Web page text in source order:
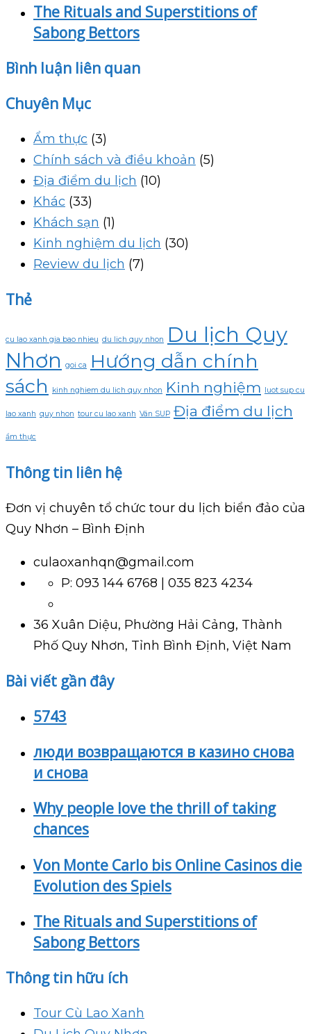
The Rituals and Superstitions of
Sabong Bettors
Bình luận liên quan
Chuyên Mục
Ẩm thực (3)
Chính sách và điều khoản (5)
Địa điểm du lịch (10)
Khác (33)
Khách sạn (1)
Kinh nghiệm du lịch (30)
Review du lịch (7)
Thẻ
cu lao xanh gia bao nhieu du lich quy nhon
Du lịch Quy
Nhơn goi ca
Hướng dẫn chính
sách
kinh nghiem du lich quy nhon Kinh nghiệm luot sup cu
lao xanh quy nhon tour cu lao xanh Ván SUP Địa điểm du lịch
ẩm thực
Thông tin liên hệ
Đơn vị chuyên tổ chức tour du lịch biển đảo của
Quy Nhơn – Bình Định
culaoxanhqn@gmail.com
P: 093 144 6768 | 035 823 4234
36 Xuân Diệu, Phường Hải Cảng, Thành
Phố Quy Nhơn, Tỉnh Bình Định, Việt Nam
Bài viết gần đây
5743
люди возвращаются в казино снова
и снова
Why people love the thrill of taking
chances
Von Monte Carlo bis Online Casinos die
Evolution des Spiels
The Rituals and Superstitions of
Sabong Bettors
Thông tin hữu ích
Tour Cù Lao Xanh